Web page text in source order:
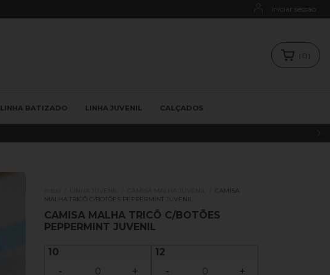
Iniciar sessão
( 0 )
LINHA BATIZADO LINHA JUVENIL CALÇADOS
CAMISA
MALHA TRICÔ C/BOTÕES PEPPERMINT JUVENIL
CAMISA MALHA TRICÔ C/BOTÕES
PEPPERMINT JUVENIL
10
- +
12
- +